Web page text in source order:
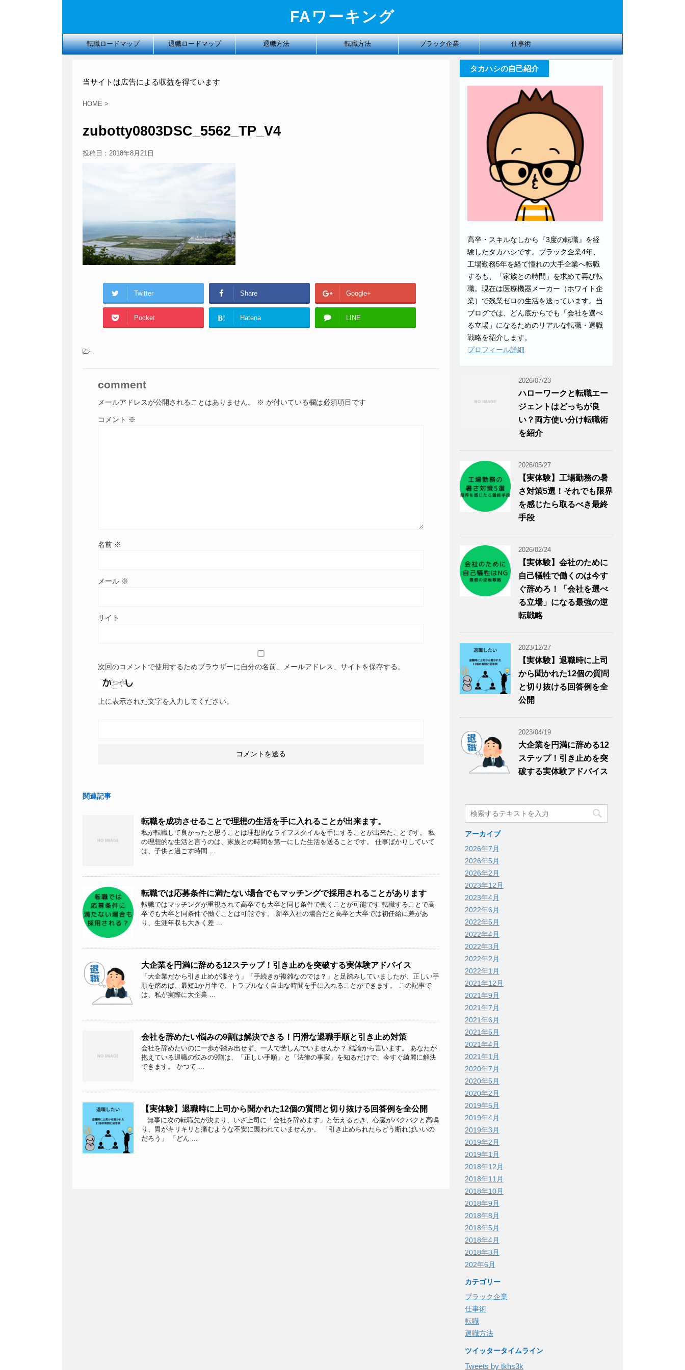
FAワーキング
転職ロードマップ 退職ロードマップ 退職方法 転職方法 ブラック企業 仕事術
当サイトは広告による収益を得ています
HOME >
zubotty0803DSC_5562_TP_V4
投稿日： 2018年8月21日
Twitter Share Google+
Pocket B! Hatena LINE
-
comment
メールアドレスが公開されることはありません。 ※ が付いている欄は必須項目です
コメント ※
名前 ※
メール ※
サイト
次回のコメントで使用するためブラウザーに自分の名前、メールアドレス、サイトを保存する。
上に表示された文字を入力してください。
関連記事
転職を成功させることで理想の生活を手に入れることが出来ます。
私が転職して良かったと思うことは理想的なライフスタイルを手にすることが出来たことです。 私
の理想的な生活と言うのは、家族との時間を第一にした生活を送ることです。 仕事ばかりしていて
は、子供と過ごす時間 ...
転職では応募条件に満たない場合でもマッチングで採用されることがあります
転職ではマッチングが重視されて高卒でも大卒と同じ条件で働くことが可能です 転職することで高
卒でも大卒と同条件で働くことは可能です。 新卒入社の場合だと高卒と大卒では初任給に差があ
り、生涯年収も大きく差 ...
大企業を円満に辞める12ステップ！引き止めを突破する実体験アドバイス
「大企業だから引き止めが凄そう」「手続きが複雑なのでは？」と足踏みしていましたが、正しい手
順を踏めば、最短1か月半で、トラブルなく自由な時間を手に入れることができます。 この記事で
は、私が実際に大企業 ...
会社を辞めたい悩みの9割は解決できる！円滑な退職手順と引き止め対策
会社を辞めたいのに一歩が踏み出せず、一人で苦しんでいませんか？ 結論から言います。 あなたが
抱えている退職の悩みの9割は、「正しい手順」と「法律の事実」を知るだけで、今すぐ綺麗に解決
できます。 かつて ...
【実体験】退職時に上司から聞かれた12個の質問と切り抜ける回答例を全公開
無事に次の転職先が決まり、いざ上司に「会社を辞めます」と伝えるとき、心臓がバクバクと高鳴
り、胃がキリキリと痛むような不安に襲われていませんか。 「引き止められたらどう断ればいいの
だろう」 「どん ...
タカハシの自己紹介
高卒・スキルなしから『3度の転職』を経
験したタカハシです。ブラック企業4年、
工場勤務5年を経て憧れの大手企業へ転職
するも、「家族との時間」を求めて再び転
職。現在は医療機器メーカー（ホワイト企
業）で残業ゼロの生活を送っています。当
ブログでは、どん底からでも「会社を選べ
る立場」になるためのリアルな転職・退職
戦略を紹介します。
プロフィール詳細
2026/07/23
ハローワークと転職エー
ジェントはどっちが良
い？両方使い分け転職術
を紹介
2026/05/27
【実体験】工場勤務の暑
さ対策5選！それでも限界
を感じたら取るべき最終
手段
2026/02/24
【実体験】会社のために
自己犠牲で働くのは今す
ぐ辞めろ！「会社を選べ
る立場」になる最強の逆
転戦略
2023/12/27
【実体験】退職時に上司
から聞かれた12個の質問
と切り抜ける回答例を全
公開
2023/04/19
大企業を円満に辞める12
ステップ！引き止めを突
破する実体験アドバイス
アーカイブ
2026年7月
2026年5月
2026年2月
2023年12月
2023年4月
2022年6月
2022年5月
2022年4月
2022年3月
2022年2月
2022年1月
2021年12月
2021年9月
2021年7月
2021年6月
2021年5月
2021年4月
2021年1月
2020年7月
2020年5月
2020年2月
2019年5月
2019年4月
2019年3月
2019年2月
2019年1月
2018年12月
2018年11月
2018年10月
2018年9月
2018年8月
2018年5月
2018年4月
2018年3月
202年6月
カテゴリー
ブラック企業
仕事術
転職
退職方法
ツイッタータイムライン
Tweets by tkhs3k